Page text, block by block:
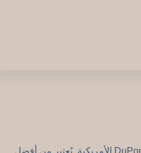
، طوّرته شركة DuPont الأمريكية. يُعتبر من أفضل